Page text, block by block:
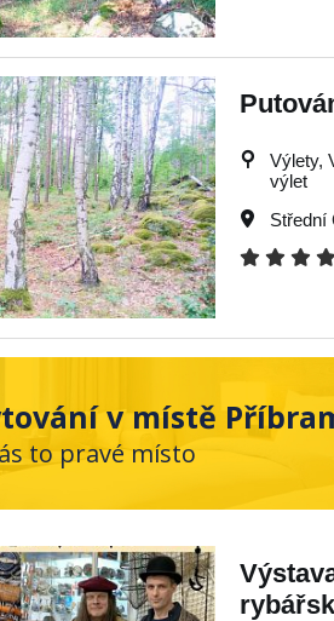
Výlety,
výlet
Střední
v místě
to pravé místo